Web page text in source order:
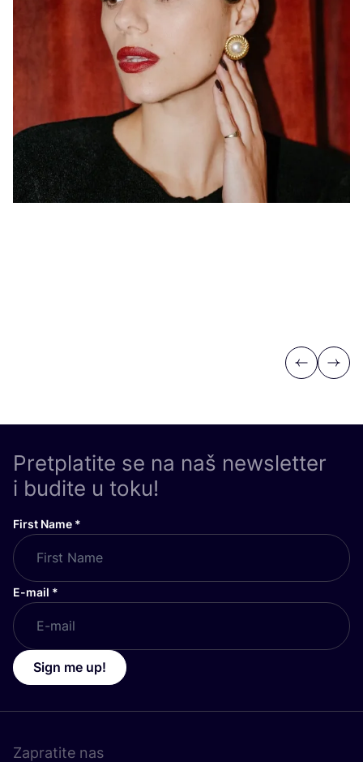
Previous
Next
Pretplatite se na naš newsletter
i budite u toku!
First Name *
E-mail *
Sign me up!
Zapratite nas